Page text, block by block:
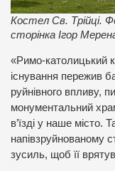
Костел Св. Трійці.
сторінка Ігор
«Римо-католицький
існування пережив
руйнівного впливу,
монументальний
в’їзді у наше місто.
напівзруйнованому
зусиль, щоб її